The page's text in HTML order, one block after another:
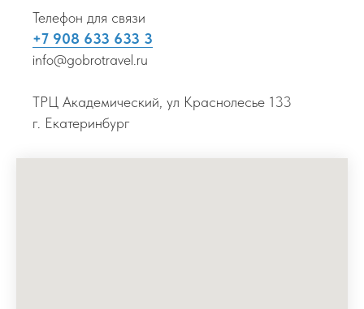
Телефон для связи
+7 908 633 633 3
info@gobrotravel.ru
ТРЦ Академический, ул Краснолесье 133
г. Екатеринбург